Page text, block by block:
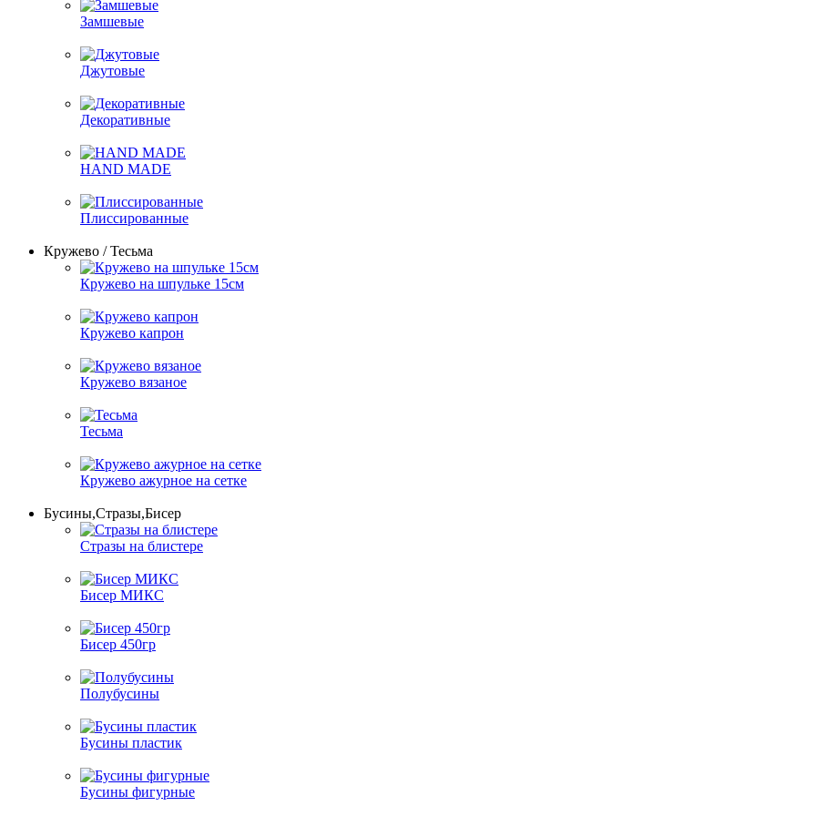
Замшевые
Джутовые
Декоративные
HAND MADE
Плиссированные
Кружево / Тесьма
Кружево на шпульке 15см
Кружево капрон
Кружево вязаное
Тесьма
Кружево ажурное на сетке
Бусины,Стразы,Бисер
Стразы на блистере
Бисер МИКС
Бисер 450гр
Полубусины
Бусины пластик
Бусины фигурные